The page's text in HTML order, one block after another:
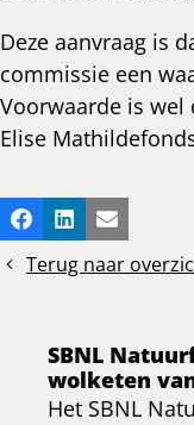
Deze aanvraag is
commissie een
Voorwaarde is wel
Elise
Deel
dit
bericht
Facebook
LinkedInE-mail
Terug naar
SBNL
wolketen
Het SBNL